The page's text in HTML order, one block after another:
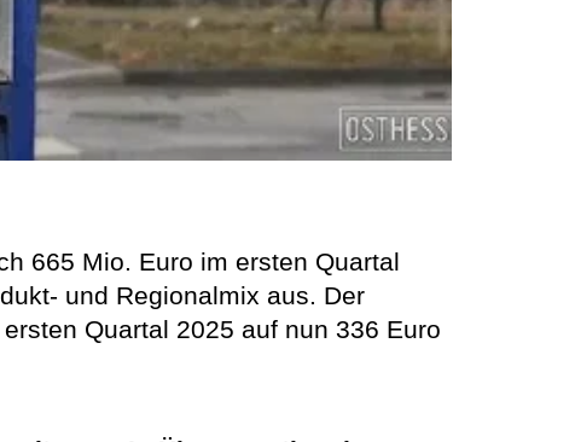
665 Mio. Euro im ersten Quartal
und Regionalmix aus. Der
Quartal 2025 auf nun 336 Euro